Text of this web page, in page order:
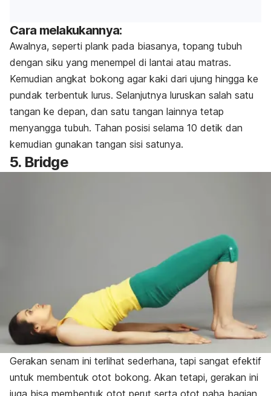
Cara melakukannya:
Awalnya, seperti plank pada biasanya, topang tubuh
dengan siku yang menempel di lantai atau matras.
Kemudian angkat bokong agar kaki dari ujung hingga ke
pundak terbentuk lurus. Selanjutnya luruskan salah satu
tangan ke depan, dan satu tangan lainnya tetap
menyangga tubuh. Tahan posisi selama 10 detik dan
kemudian gunakan tangan sisi satunya.
5. Bridge
Gerakan senam ini terlihat sederhana, tapi sangat efektif
untuk membentuk otot bokong. Akan tetapi, gerakan ini